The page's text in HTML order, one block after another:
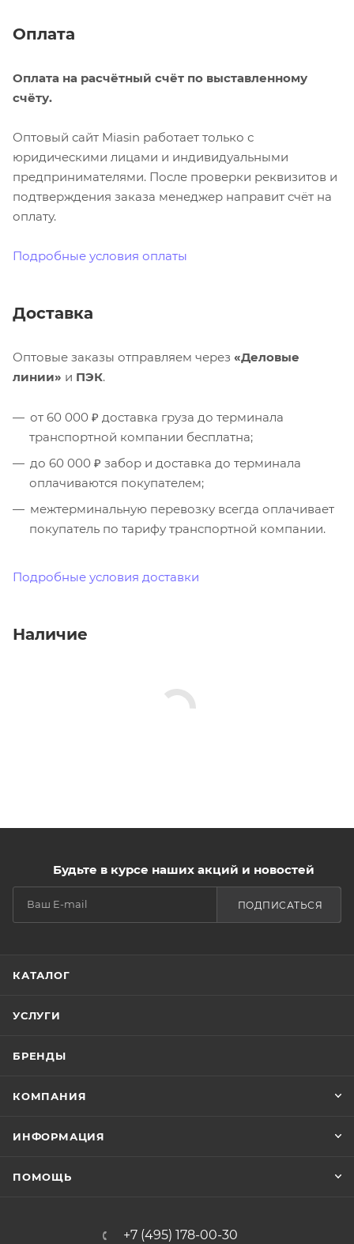
Оплата
Оплата на расчётный счёт по выставленному
счёту.
Оптовый сайт Miasin работает только с
юридическими лицами и индивидуальными
предпринимателями. После проверки реквизитов и
подтверждения заказа менеджер направит счёт на
оплату.
Подробные условия оплаты
Доставка
Оптовые заказы отправляем через «Деловые
линии» и ПЭК.
от 60 000 ₽ доставка груза до терминала
транспортной компании бесплатна;
до 60 000 ₽ забор и доставка до терминала
оплачиваются покупателем;
межтерминальную перевозку всегда оплачивает
покупатель по тарифу транспортной компании.
Подробные условия доставки
Наличие
Будьте в курсе наших акций и новостей
ПОДПИСАТЬСЯ
КАТАЛОГ
УСЛУГИ
БРЕНДЫ
КОМПАНИЯ
ИНФОРМАЦИЯ
ПОМОЩЬ
+7 (495) 178-00-30